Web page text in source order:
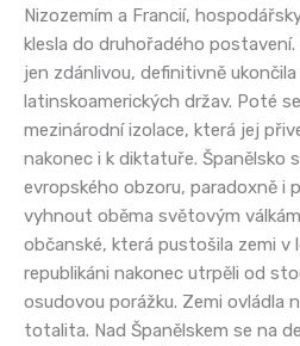
Nizozemím a Francií,
klesla do druhořadého
jen zdánlivou, definitivně
latinskoamerických držav. Poté
mezinárodní izolace, která jej
nakonec i k diktatuře. Španělsko
evropského obzoru, paradoxně i
vyhnout oběma světovým
občanské, která pustošila zemi v
republikáni nakonec utrpěli od
osudovou porážku. Zemi ovládla
totalita. Nad Španělskem se na